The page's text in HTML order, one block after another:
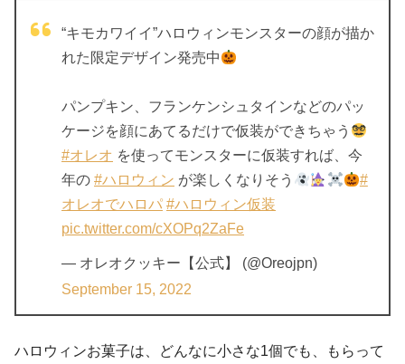
“キモカワイイ”ハロウィンモンスターの顔が描か
れた限定デザイン発売中
パンプキン、フランケンシュタインなどのパッ
ケージを顔にあてるだけで仮装ができちゃう
#オレオ を使ってモンスターに仮装すれば、今
年の #ハロウィン が楽しくなりそう
#
オレオでハロパ #ハロウィン仮装
pic.twitter.com/cXOPq2ZaFe
— オレオクッキー【公式】 (@Oreojpn)
September 15, 2022
ハロウィンお菓子は、どんなに小さな1個でも、もらって